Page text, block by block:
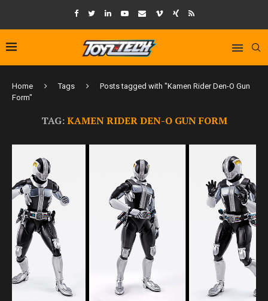
Home Tags
Posts tagged with "Kamen Rider Den-O Gun
Form"
TAG:KAMEN RIDER DEN-O GUN FORM